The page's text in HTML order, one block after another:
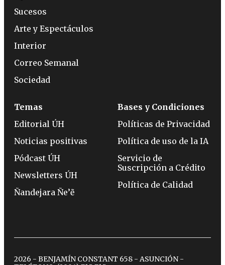
Sucesos
Arte y Espectáculos
Interior
Correo Semanal
Sociedad
Temas
Editorial ÚH
Noticias positivas
Pódcast ÚH
Newsletters ÚH
Ñandejara Ñe’ẽ
Bases y Condiciones
Políticas de Privacidad
Política de uso de la IA
Servicio de
Suscripción a Crédito
Política de Calidad
2026 - BENJAMÍN CONSTANT 658 - ASUNCIÓN -